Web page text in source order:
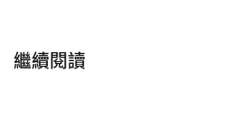
繼續閱讀